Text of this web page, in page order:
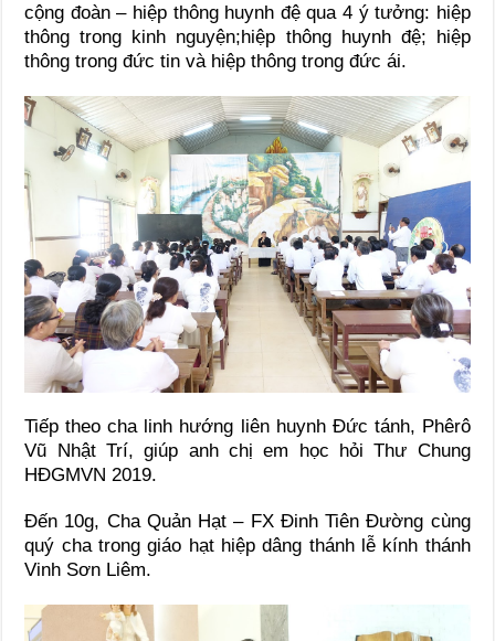
cộng đoàn – hiệp thông huynh đệ qua 4 ý tưởng: hiệp
thông trong kinh nguyện;hiệp thông huynh đệ; hiệp
thông trong đức tin và hiệp thông trong đức ái.
Tiếp theo cha linh hướng liên huynh Đức tánh, Phêrô
Vũ Nhật Trí, giúp anh chị em học hỏi Thư Chung
HĐGMVN 2019.
Đến 10g, Cha Quản Hạt – FX Đinh Tiên Đường cùng
quý cha trong giáo hạt hiệp dâng thánh lễ kính thánh
Vinh Sơn Liêm.